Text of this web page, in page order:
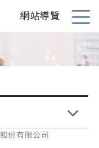
網站導覽
展
選
單
份有限公司